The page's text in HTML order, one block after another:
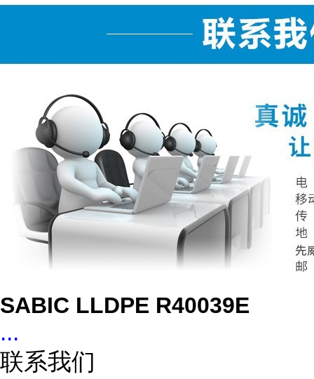
SABIC LLDPE R40039E
...
联系我们